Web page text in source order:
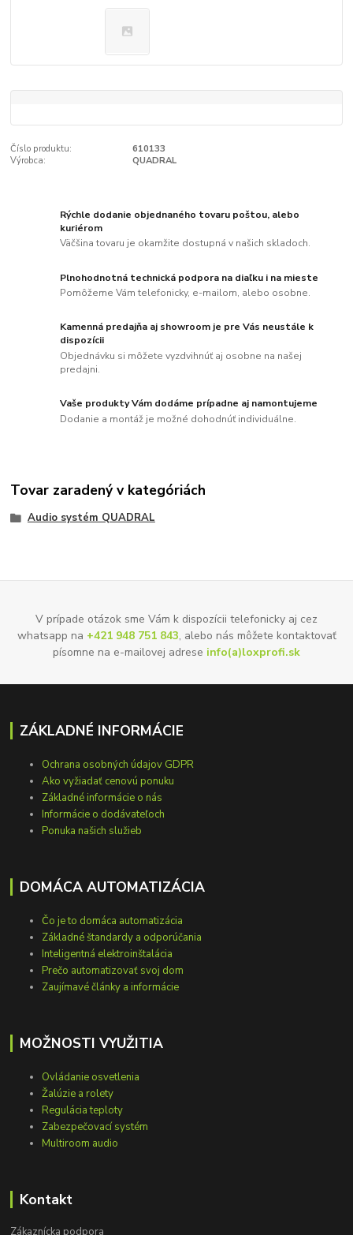
Číslo produktu:
610133
Výrobca:
QUADRAL
Rýchle dodanie objednaného tovaru poštou, alebo
kuriérom
Väčšina tovaru je okamžite dostupná v našich skladoch.
Plnohodnotná technická podpora na diaľku i na mieste
Pomôžeme Vám telefonicky, e-mailom, alebo osobne.
Kamenná predajňa aj showroom je pre Vás neustále k
dispozícii
Objednávku si môžete vyzdvihnúť aj osobne na našej
predajni.
Vaše produkty Vám dodáme prípadne aj namontujeme
Dodanie a montáž je možné dohodnúť individuálne.
Tovar zaradený v kategóriách
Audio systém QUADRAL
V prípade otázok sme Vám k dispozícii telefonicky aj cez
whatsapp na +421 948 751 843, alebo nás môžete kontaktovať
písomne na e-mailovej adrese info(a)loxprofi.sk
ZÁKLADNÉ INFORMÁCIE
Ochrana osobných údajov GDPR
Ako vyžiadať cenovú ponuku
Základné informácie o nás
Informácie o dodávateľoch
Ponuka našich služieb
DOMÁCA AUTOMATIZÁCIA
Čo je to domáca automatizácia
Základné štandardy a odporúčania
Inteligentná elektroinštalácia
Prečo automatizovať svoj dom
Zaujímavé články a informácie
MOŽNOSTI VYUŽITIA
Ovládanie osvetlenia
Žalúzie a rolety
Regulácia teploty
Zabezpečovací systém
Multiroom audio
Kontakt
Zákaznícka podpora